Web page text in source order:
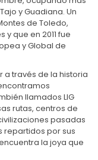
y Guadiana. Un
de Toledo,
que en 2011 fue
y Global de
a través de la historia
llamados LIG
rutas, centros de
pasadas
repartidos por sus
la joya que